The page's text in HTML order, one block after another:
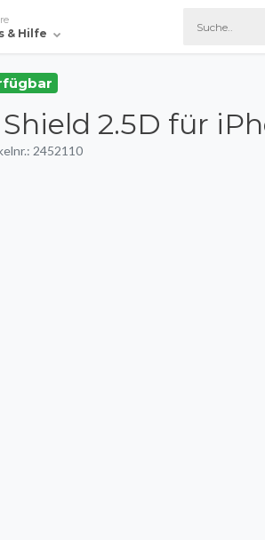
& Hilfe
Shield 2.5D für
2452110